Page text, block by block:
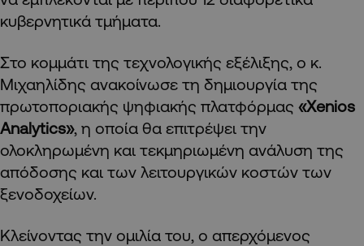
κυβερνητικά τμήματα.
Στο κομμάτι της τεχνολογικής εξέλιξης, ο κ.
Μιχαηλίδης ανακοίνωσε τη δημιουργία της
πρωτοποριακής ψηφιακής πλατφόρμας «Xenios
Analytics», η οποία θα επιτρέψει την
ολοκληρωμένη και τεκμηριωμένη ανάλυση της
απόδοσης και των λειτουργικών κοστών των
ξενοδοχείων.
Κλείνοντας την ομιλία του, ο απερχόμενος